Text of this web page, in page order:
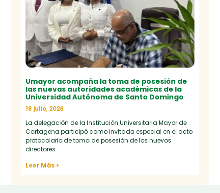
Umayor acompaña la toma de posesión de
las nuevas autoridades académicas de la
Universidad Autónoma de Santo Domingo
18 julio, 2026
La delegación de la Institución Universitaria Mayor de
Cartagena participó como invitada especial en el acto
protocolario de toma de posesión de los nuevos
directores
Leer Más >